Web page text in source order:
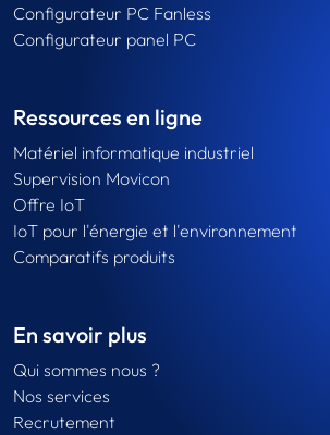
Configurateur PC Fanless
Configurateur panel PC
Ressources en ligne
Matériel informatique industriel
Supervision Movicon
Offre IoT
IoT pour l'énergie et l'environnement
Comparatifs produits
En savoir plus
Qui sommes nous ?
Nos services
Recrutement